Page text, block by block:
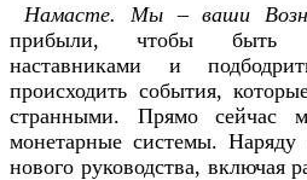
Намасте. Мы – ваши
прибыли, чтобы быть
наставниками и
происходить события,
странными. Прямо сейчас
монетарные системы. Наряду
нового руководства, включая